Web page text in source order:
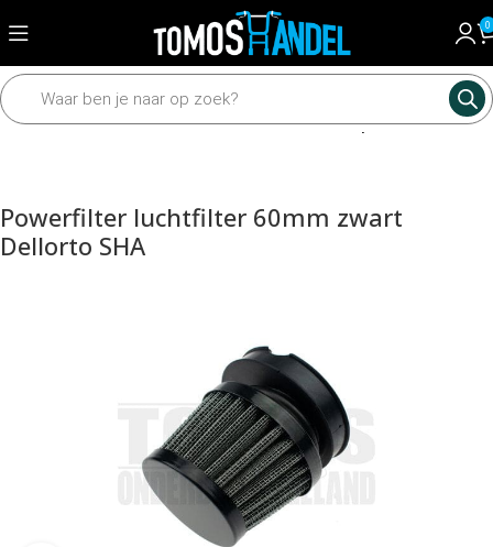
0
Home Motordelen Carburateur Luchtfilter en powerfilter
Powerfilter luchtfilter 60mm zwart
Dellorto SHA